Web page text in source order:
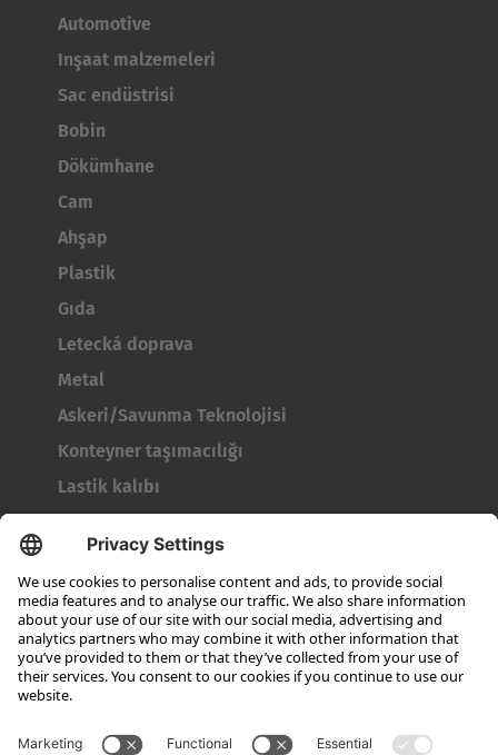
Automotive
Inşaat malzemeleri
Sac endüstrisi
Bobin
Dökümhane
Cam
Ahşap
Plastik
Gıda
Letecká doprava
Metal
Askeri/Savunma Teknolojisi
Konteyner taşımacılığı
Lastik kalıbı
Kapılar ve pencereler
Şirket
Hubtex hakkında
Sürdürülebilirlik